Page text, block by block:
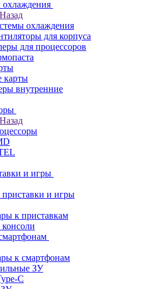
Назад
охлаждения
для корпуса
для процессоров
карты
внутренние
Назад
и игры
и игры
к приставкам
к смартфонам
ЗУ
C